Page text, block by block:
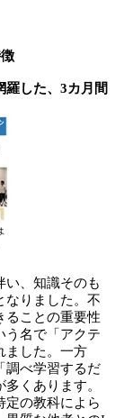
羅した、3カ月間
い、知識そのも
なりました。不
ることの重要性
う名で「アクテ
ました。一方
調べ学習するだ
くあります。
の教科によら